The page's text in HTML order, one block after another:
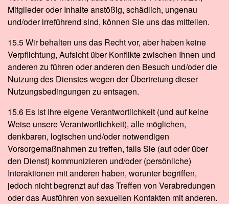
Mitglieder oder Inhalte anstößig, schädlich, ungenau
und/oder irreführend sind, können Sie uns das mitteilen.
15.5 Wir behalten uns das Recht vor, aber haben keine
Verpflichtung, Aufsicht über Konflikte zwischen Ihnen und
anderen zu führen oder anderen den Besuch und/oder die
Nutzung des Dienstes wegen der Übertretung dieser
Nutzungsbedingungen zu entsagen.
15.6 Es ist Ihre eigene Verantwortlichkeit (und auf keine
Weise unsere Verantwortlichkeit), alle möglichen,
denkbaren, logischen und/oder notwendigen
Vorsorgemaßnahmen zu treffen, falls Sie (auf oder über
den Dienst) kommunizieren und/oder (persönliche)
Interaktionen mit anderen haben, worunter begriffen,
jedoch nicht begrenzt auf das Treffen von Verabredungen
oder das Ausführen von sexuellen Kontakten mit anderen.